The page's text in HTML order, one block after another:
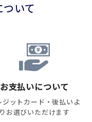
いて
お支払いについて
ジットカード・後払いよ
りお選びいただけます